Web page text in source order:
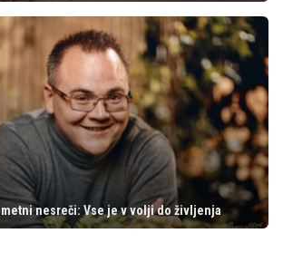
nesreči: Vse je v volji do življenja